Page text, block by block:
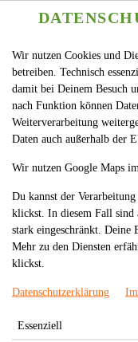
Wir nutzen Cookies und
betreiben. Technisch
damit bei Deinem Besuch
nach Funktion können
Weiterverarbeitung
Daten auch außerhalb der
Wir nutzen Google Maps
Du kannst der
klickst. In diesem Fall sind
stark eingeschränkt. Deine
Mehr zu den Diensten
klickst.
Datenschutzerklärung
Essenziell